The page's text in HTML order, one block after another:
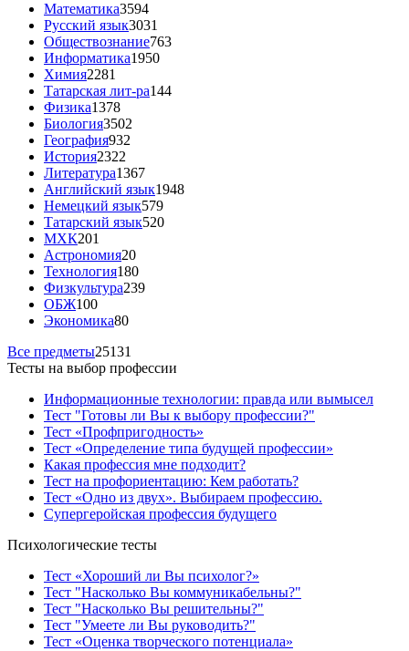
Математика3594
Русский язык3031
Обществознание763
Информатика1950
Химия2281
Татарская лит-ра144
Физика1378
Биология3502
География932
История2322
Литература1367
Английский язык1948
Немецкий язык579
Татарский язык520
МХК201
Астрономия20
Технология180
Физкультура239
ОБЖ100
Экономика80
Все предметы25131
Тесты на выбор профессии
Информационные технологии: правда или вымысел
Тест "Готовы ли Вы к выбору профессии?"
Тест «Профпригодность»
Тест «Определение типа будущей профессии»
Какая профессия мне подходит?
Тест на профориентацию: Кем работать?
Тест «Одно из двух». Выбираем профессию.
Супергеройская профессия будущего
Психологические тесты
Тест «Хороший ли Вы психолог?»
Тест "Насколько Вы коммуникабельны?"
Тест "Насколько Вы решительны?"
Тест "Умеете ли Вы руководить?"
Тест «Оценка творческого потенциала»